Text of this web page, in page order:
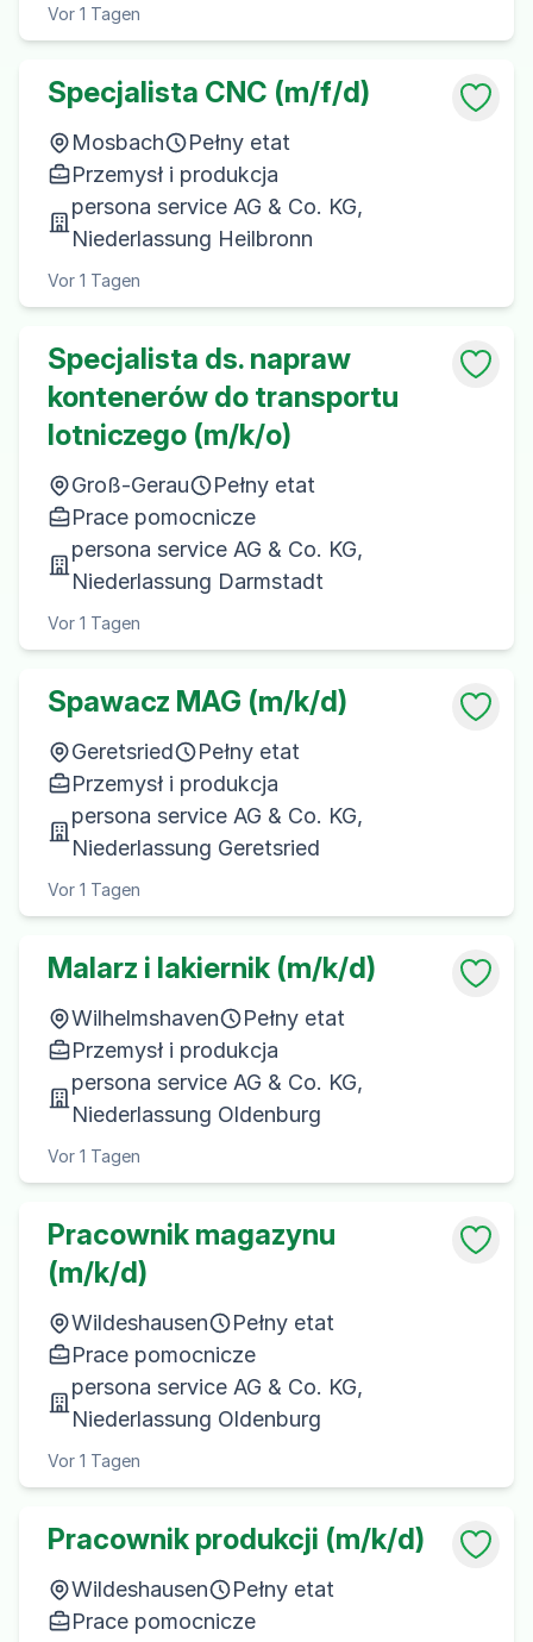
Vor 1 Tagen
Specjalista CNC (m/f/d)
Mosbach
Pełny etat
Przemysł i produkcja
persona service AG & Co. KG,
Niederlassung Heilbronn
Vor 1 Tagen
Specjalista ds. napraw
kontenerów do transportu
lotniczego (m/k/o)
Groß-Gerau
Pełny etat
Prace pomocnicze
persona service AG & Co. KG,
Niederlassung Darmstadt
Vor 1 Tagen
Spawacz MAG (m/k/d)
Geretsried
Pełny etat
Przemysł i produkcja
persona service AG & Co. KG,
Niederlassung Geretsried
Vor 1 Tagen
Malarz i lakiernik (m/k/d)
Wilhelmshaven
Pełny etat
Przemysł i produkcja
persona service AG & Co. KG,
Niederlassung Oldenburg
Vor 1 Tagen
Pracownik magazynu
(m/k/d)
Wildeshausen
Pełny etat
Prace pomocnicze
persona service AG & Co. KG,
Niederlassung Oldenburg
Vor 1 Tagen
Pracownik produkcji (m/k/d)
Wildeshausen
Pełny etat
Prace pomocnicze